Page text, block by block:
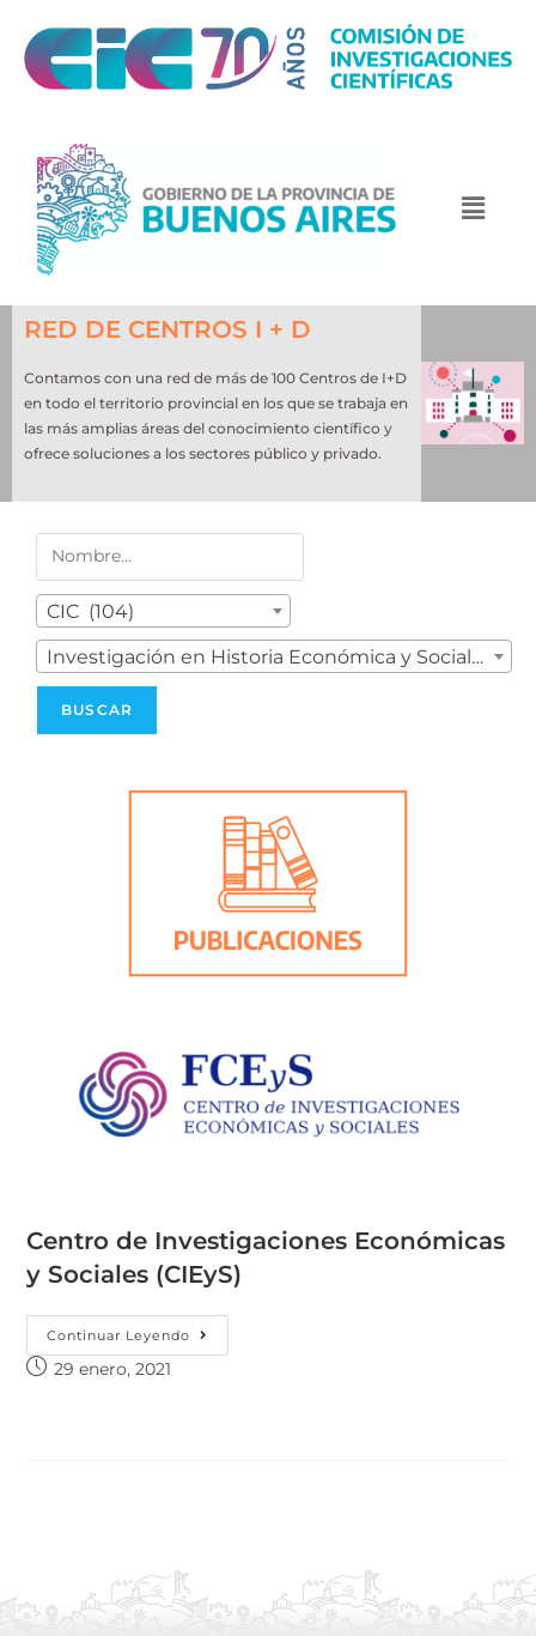
RED DE CENTROS I + D
Contamos con una red de más de 100 Centros de I+D
en todo el territorio provincial en los que se trabaja en
las más amplias áreas del conocimiento científico y
ofrece soluciones a los sectores público y privado.
CIC (104)
Investigación en Historia Económica y Social (1)
Centro de Investigaciones Económicas
y Sociales (CIEyS)
Continuar Leyendo
29 enero, 2021